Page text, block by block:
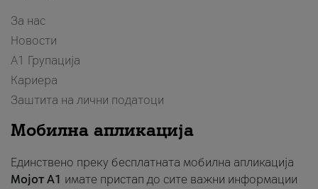
За нас
Новости
А1 Групација
Кариера
Заштита на лични податоци
Мобилна апликација
Единствено преку бесплатната мобилна апликација
Мојот A1 имате пристап до сите важни информации